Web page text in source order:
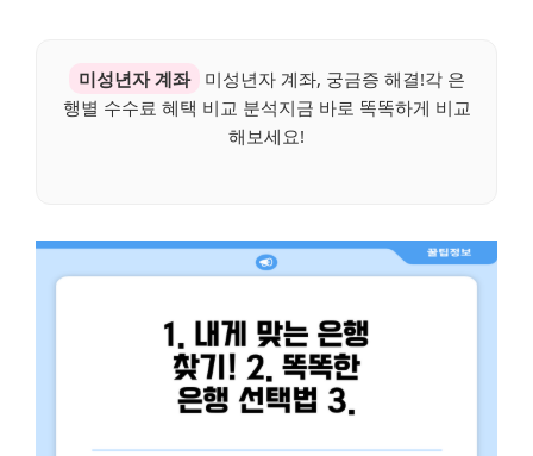
미성년자 계좌
미성년자 계좌, 궁금증 해결!각 은
행별 수수료 혜택 비교 분석지금 바로 똑똑하게 비교
해보세요!